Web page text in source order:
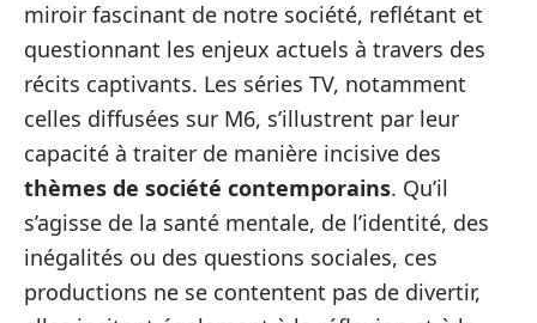
miroir fascinant de notre société, reflétant et
questionnant les enjeux actuels à travers des
récits captivants. Les séries TV, notamment
celles diffusées sur M6, s’illustrent par leur
capacité à traiter de manière incisive des
thèmes de société contemporains. Qu’il
s’agisse de la santé mentale, de l’identité, des
inégalités ou des questions sociales, ces
productions ne se contentent pas de divertir,